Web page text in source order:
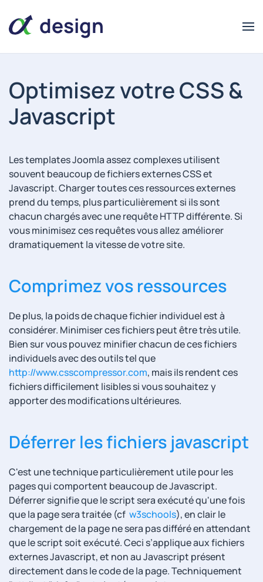
alpha
design
alpha
design
Optimisez votre CSS &
Javascript
Les templates Joomla assez complexes utilisent
souvent beaucoup de fichiers externes CSS et
Javascript. Charger toutes ces ressources externes
prend du temps, plus particulièrement si ils sont
chacun chargés avec une requête HTTP différente. Si
vous minimisez ces requêtes vous allez améliorer
dramatiquement la vitesse de votre site.
Comprimez vos ressources
De plus, la poids de chaque fichier individuel est à
considérer. Minimiser ces fichiers peut être très utile.
Bien sur vous pouvez minifier chacun de ces fichiers
individuels avec des outils tel que
http://www.csscompressor.com, mais ils rendent ces
fichiers difficilement lisibles si vous souhaitez y
apporter des modifications ultérieures.
Déferrer les fichiers javascript
C'est une technique particulièrement utile pour les
pages qui comportent beaucoup de Javascript.
Déferrer signifie que le script sera exécuté qu'une fois
que la page sera traitée (cf w3schools), en clair le
chargement de la page ne sera pas différé en attendant
que le script soit exécuté. Ceci s’applique aux fichiers
externes Javascript, et non au Javascript présent
directement dans le code de la page. Techniquement